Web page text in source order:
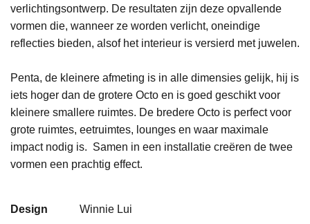
verlichtingsontwerp. De resultaten zijn deze opvallende
vormen die, wanneer ze worden verlicht, oneindige
reflecties bieden, alsof het interieur is versierd met juwelen.
Penta, de kleinere afmeting is in alle dimensies gelijk, hij is
iets hoger dan de grotere Octo en is goed geschikt voor
kleinere smallere ruimtes. De bredere Octo is perfect voor
grote ruimtes, eetruimtes, lounges en waar maximale
impact nodig is. Samen in een installatie creëren de twee
vormen een prachtig effect.
Design Winnie Lui